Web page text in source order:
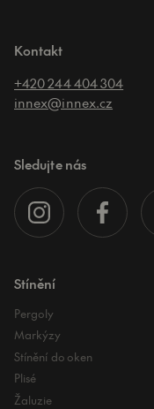
Kontakt
+420 244 404 304
innex@innex.cz
Sledujte nás
Stínění
Pergoly
Markýzy
Stínění do oken
Plisé
Žaluzie